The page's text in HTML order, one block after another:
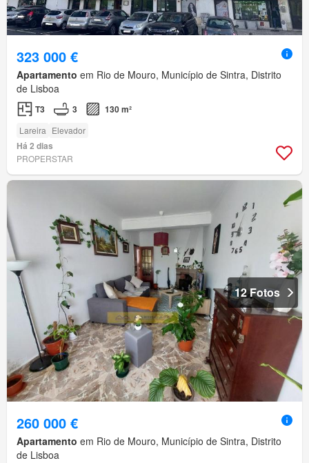
323 000 €
Apartamento em Rio de Mouro, Município de Sintra, Distrito
de Lisboa
T3 3 130 m²
Lareira Elevador
Há 2 dias
PROPERSTAR
12 Fotos
260 000 €
Apartamento em Rio de Mouro, Município de Sintra, Distrito
de Lisboa